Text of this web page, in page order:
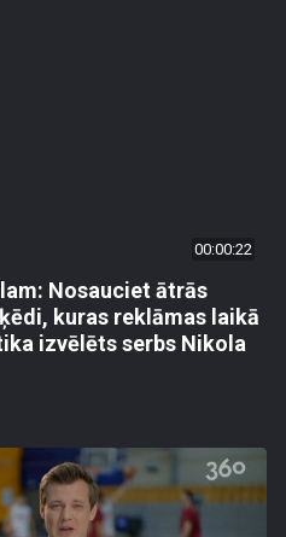
00:00:22
Nosauciet ātrās
kuras reklāmas laikā
izvēlēts serbs Nikola